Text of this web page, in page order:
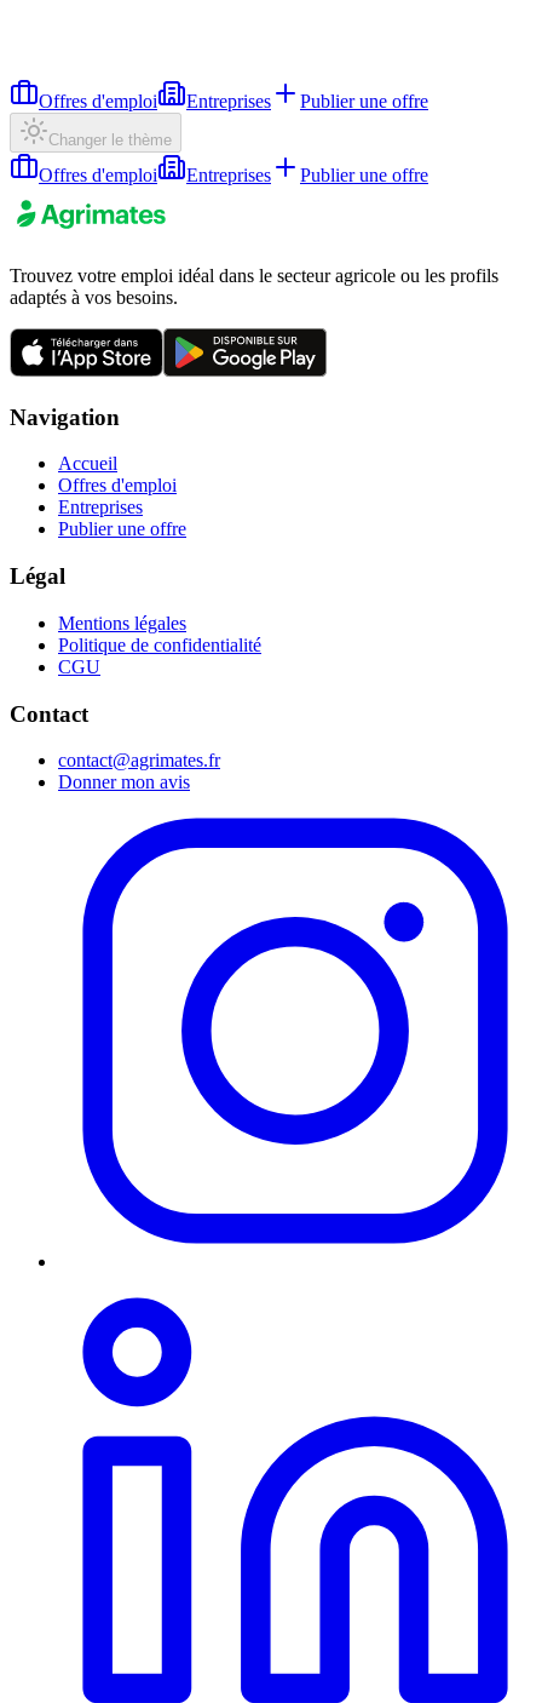
Offres d'emploi Entreprises Publier une offre
Changer le thème
Offres d'emploi Entreprises Publier une offre
Trouvez votre emploi idéal dans le secteur agricole ou les profils
adaptés à vos besoins.
Navigation
Accueil
Offres d'emploi
Entreprises
Publier une offre
Légal
Mentions légales
Politique de confidentialité
CGU
Contact
contact@agrimates.fr
Donner mon avis